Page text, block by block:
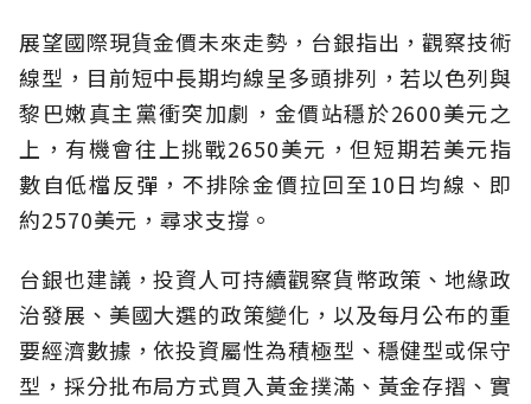
展望國際現貨金價未來走勢，台銀指出，觀察技術
線型，目前短中長期均線呈多頭排列，若以色列與
黎巴嫩真主黨衝突加劇，金價站穩於2600美元之
上，有機會往上挑戰2650美元，但短期若美元指
數自低檔反彈，不排除金價拉回至10日均線、即
約2570美元，尋求支撐。
台銀也建議，投資人可持續觀察貨幣政策、地緣政
治發展、美國大選的政策變化，以及每月公布的重
要經濟數據，依投資屬性為積極型、穩健型或保守
型，採分批布局方式買入黃金撲滿、黃金存摺、實